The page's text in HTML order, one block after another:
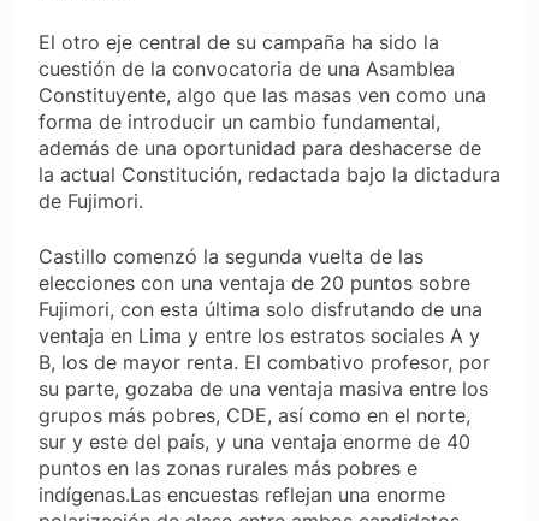
El otro eje central de su campaña ha sido la
cuestión de la convocatoria de una Asamblea
Constituyente, algo que las masas ven como una
forma de introducir un cambio fundamental,
además de una oportunidad para deshacerse de
la actual Constitución, redactada bajo la dictadura
de Fujimori.
Castillo comenzó la segunda vuelta de las
elecciones con una ventaja de 20 puntos sobre
Fujimori, con esta última solo disfrutando de una
ventaja en Lima y entre los estratos sociales A y
B, los de mayor renta. El combativo profesor, por
su parte, gozaba de una ventaja masiva entre los
grupos más pobres, CDE, así como en el norte,
sur y este del país, y una ventaja enorme de 40
puntos en las zonas rurales más pobres e
indígenas.Las encuestas reflejan una enorme